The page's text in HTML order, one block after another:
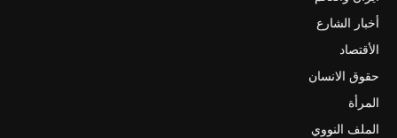
أخبار الشارع
الأقتصاد
حقوق الانسان
المرأة
الملف النووي